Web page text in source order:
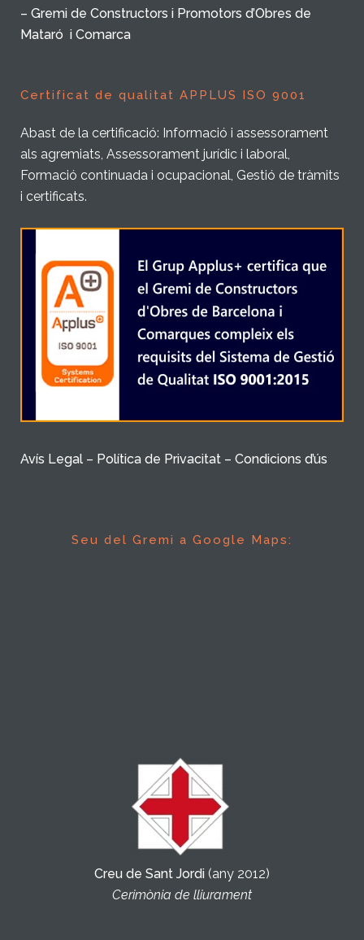
– Gremi de Constructors i Promotors d’Obres de
Mataró i Comarca
Certificat de qualitat APPLUS ISO 9001
Abast de la certificació: Informació i assessorament
als agremiats, Assessorament jurídic i laboral,
Formació continuada i ocupacional, Gestió de tràmits
i certificats.
Avís Legal – Política de Privacitat – Condicions d’ús
Seu del Gremi a Google Maps:
Creu de Sant Jordi (any 2012)
Cerimònia de lliurament